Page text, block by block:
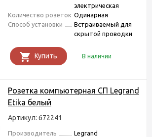
электрическая
Количество розеток Одинарная
Способ установки
Встраиваемый для
скрытой проводки
Купить В наличии
Розетка компьютерная СП Legrand
Etika белый
Артикул: 672241
Производитель
Legrand